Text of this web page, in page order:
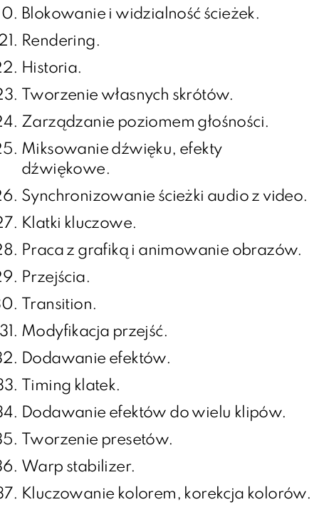
Blokowanie i widzialność ścieżek.
Rendering.
Historia.
Tworzenie własnych skrótów.
Zarządzanie poziomem głośności.
Miksowanie dźwięku, efekty
dźwiękowe.
Synchronizowanie ścieżki audio z video.
Klatki kluczowe.
Praca z grafiką i animowanie obrazów.
Przejścia.
Transition.
Modyfikacja przejść.
Dodawanie efektów.
Timing klatek.
Dodawanie efektów do wielu klipów.
Tworzenie presetów.
Warp stabilizer.
Kluczowanie kolorem, korekcja kolorów.